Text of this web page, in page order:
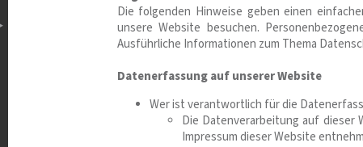
Die folgenden Hinweise geben einen
unsere Website besuchen.
Ausführliche Informationen zum Thema
Datenerfassung auf unserer Website
Wer ist verantwortlich für die
Die Datenverarbeitung auf dieser
Impressum dieser Website